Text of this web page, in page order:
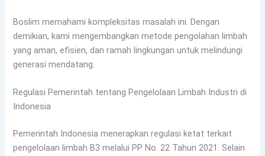
Boslim memahami kompleksitas masalah ini. Dengan
demikian, kami mengembangkan metode pengolahan limbah
yang aman, efisien, dan ramah lingkungan untuk melindungi
generasi mendatang.
Regulasi Pemerintah tentang Pengelolaan Limbah Industri di
Indonesia
Pemerintah Indonesia menerapkan regulasi ketat terkait
pengelolaan limbah B3 melalui PP No. 22 Tahun 2021. Selain